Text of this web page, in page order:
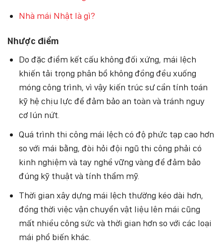
Nhà mái Nhật là gì?
Nhược điểm
Do đặc điểm kết cấu không đối xứng, mái lệch
khiến tải trọng phân bổ không đồng đều xuống
móng công trình, vì vậy kiến trúc sư cần tính toán
kỹ hệ chịu lực để đảm bảo an toàn và tránh nguy
cơ lún nứt.
Quá trình thi công mái lệch có độ phức tạp cao hơn
so với mái bằng, đòi hỏi đội ngũ thi công phải có
kinh nghiệm và tay nghề vững vàng để đảm bảo
đúng kỹ thuật và tính thẩm mỹ.
Thời gian xây dựng mái lệch thường kéo dài hơn,
đồng thời việc vận chuyển vật liệu lên mái cũng
mất nhiều công sức và thời gian hơn so với các loại
mái phổ biến khác.